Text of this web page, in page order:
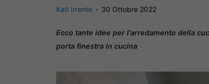
Kati Irrente - 30 Ottobre 2022
Ecco tante idee per l'arredamento della
porta finestra in cucina